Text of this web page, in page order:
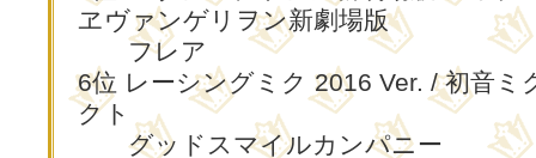
ヱヴァンゲリヲン新劇場版
フレア
6位 レーシングミク 2016 Ver. / 初音ミ
クト
グッドスマイルカンパニー